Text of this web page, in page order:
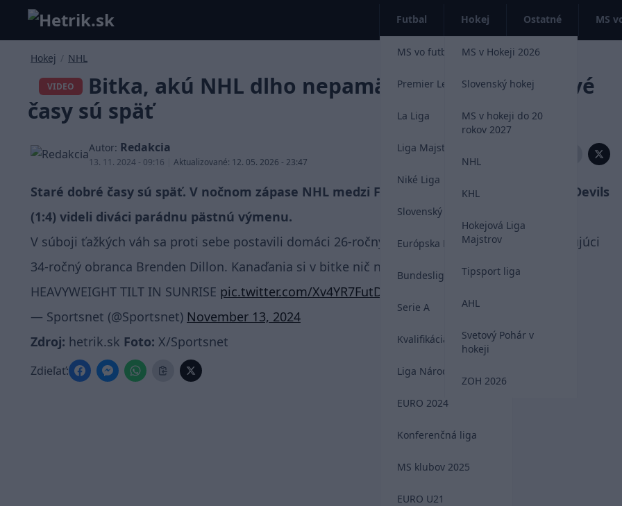
Futbal
MS vo futbale 2026
Premier League
La Liga
Liga Majstrov
Niké Liga
Slovenský futbal
Európska Liga
Bundesliga
Serie A
Kvalifikácia MS 2026
Liga Národov
EURO 2024
Konferenčná liga
MS klubov 2025
EURO U21
Hokej
MS v Hokeji 2026
Slovenský hokej
MS v hokeji do 20
rokov 2027
NHL
KHL
Hokejová Liga
Majstrov
Tipsport liga
AHL
Svetový Pohár v
hokeji
ZOH 2026
Ostatné MS
Hokej / NHL
VIDEO
Bitka, akú NHL dlho nepamätala. Staré hokejové
časy sú späť
Autor: Redakcia
13. 11. 2024 - 09:16 Aktualizované: 12. 05. 2026 - 23:47
Zdieľať:
Staré dobré časy sú späť. V nočnom zápase NHL medzi Floridou Panthers a New Jersey Devils
(1:4) videli diváci parádnu pästnú výmenu.
V súboji ťažkých váh sa proti sebe postavili domáci 26-ročný útočník Jonah Gadjovich a hosťujúci
34-ročný obranca Brenden Dillon. Kanaďania si v bitke nič nedarovali, veď posúďte sami.
HEAVYWEIGHT TILT IN SUNRISE pic.twitter.com/Xv4YR7FutD
— Sportsnet (@Sportsnet) November 13, 2024
Zdroj: hetrik.sk Foto: X/Sportsnet
Zdieľať: